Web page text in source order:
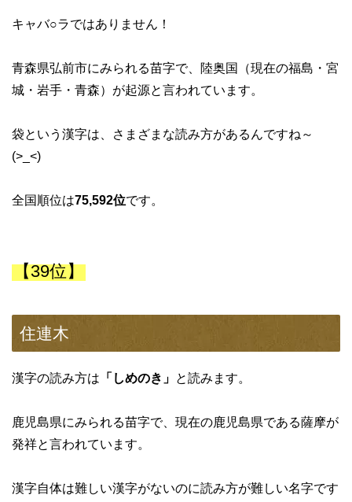
キャバ○ラではありません！
青森県弘前市にみられる苗字で、陸奥国（現在の福島・宮
城・岩手・青森）が起源と言われています。
袋という漢字は、さまざまな読み方があるんですね～
(>_<)
全国順位は75,592位です。
【39位】
住連木
漢字の読み方は 「しめのき」 と読みます。
鹿児島県にみられる苗字で、現在の鹿児島県である薩摩が
発祥と言われています。
漢字自体は難しい漢字がないのに読み方が難しい名字です